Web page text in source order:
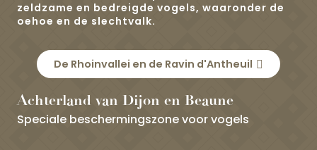
zeldzame en bedreigde vogels, waaronder de
oehoe en de slechtvalk.
De Rhoinvallei en de Ravin d'Antheuil
Achterland van Dijon en Beaune
Speciale beschermingszone voor vogels